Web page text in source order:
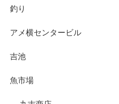
釣り
アメ横センタービル
吉池
魚市場